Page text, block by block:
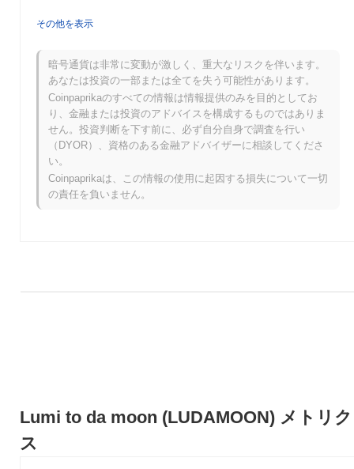
Lumi to da moon (LUDAMOON) メトリク
ス
過去24時間で、Lumi to da moonの取引量は
Lumi to da moonの価格範囲の履歴は何ですか？
史上最高値（ATH）： $0.007913
史上最安値（ATL）：$0.00
Lumi to da moonは現在、ATHより~84.10%低く取引されています
Lumi to da moonは、より広範な暗号市場と比較し
てどのようなパフォーマンスですか？
過去7日間で、Lumi to da moonは
その他を表示
暗号通貨は非常に変動が激しく、重大なリスクを伴います。
あなたは投資の一部または全てを失う可能性があります。
Coinpaprikaのすべての情報は情報提供のみを目的としてお
り、金融または投資のアドバイスを構成するものではありま
せん。投資判断を下す前に、必ず自分自身で調査を行い
（DYOR）、資格のある金融アドバイザーに相談してくださ
い。
Coinpaprikaは、この情報の使用に起因する損失について一切
の責任を負いません。